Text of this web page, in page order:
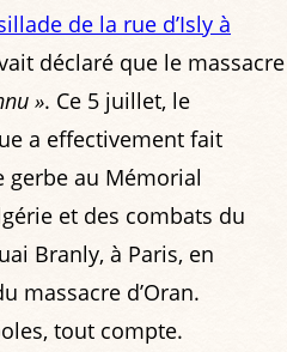
de la rue d’Isly à
déclaré que le massacre
». Ce 5 juillet, le
a effectivement fait
gerbe au Mémorial
et des combats du
Branly, à Paris, en
massacre d’Oran.
tout compte.